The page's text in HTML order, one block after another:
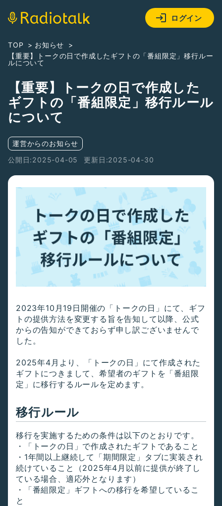
ログイン
TOP
お知らせ
【重要】トークの日で作成したギフトの「番組限定」移行ルー
ルについて
【重要】トークの日で作成した
ギフトの「番組限定」移行ルール
について
運営からのお知らせ
公開日:2025-04-05
更新日:2025-04-30
2023年10月19日開催の「トークの日」にて、ギフ
トの提供方法を変更する旨を告知して以降、公式
からの告知ができておらず申し訳ございませんで
した。
2025年4月より、「トークの日」にて作成された
ギフトにつきまして、希望者のギフトを「番組限
定」に移行するルールを定めます。
移行ルール
移行を実施するための条件は以下のとおりです。
・「トークの日」で作成されたギフトであること
・1年間以上継続して「期間限定」タブに実装され
続けていること（2025年4月以前に提供が終了し
ている場合、適応外となります）
・「番組限定」ギフトへの移行を希望しているこ
と